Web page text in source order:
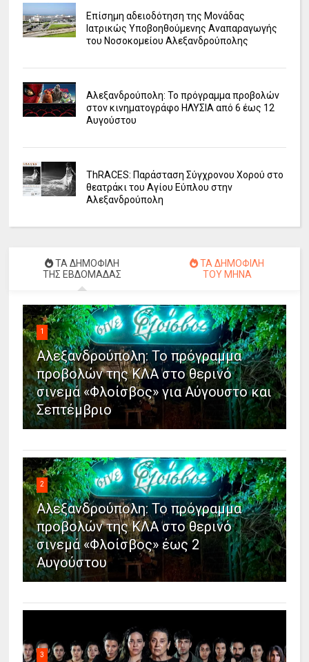
Επίσημη αδειοδότηση της Μονάδας
Ιατρικώς Υποβοηθούμενης Αναπαραγωγής
του Νοσοκομείου Αλεξανδρούπολης
Αλεξανδρούπολη: Το πρόγραμμα προβολών
στον κινηματογράφο ΗΛΥΣΙΑ από 6 έως 12
Αυγούστου
ΤhRACES: Παράσταση Σύγχρονου Χορού στο
θεατράκι του Αγίου Εύπλου στην
Αλεξανδρούπολη
ΤΑ ΔΗΜΟΦΙΛΗ
ΤΗΣ ΕΒΔΟΜΑΔΑΣ
ΤΑ ΔΗΜΟΦΙΛΗ
ΤΟΥ ΜΗΝΑ
1
Αλεξανδρούπολη: Το πρόγραμμα
προβολών της ΚΛΑ στο θερινό
σινεμά «Φλοίσβος» για Αύγουστο και
Σεπτέμβριο
2
Αλεξανδρούπολη: Το πρόγραμμα
προβολών της ΚΛΑ στο θερινό
σινεμά «Φλοίσβος» έως 2
Αυγούστου
3